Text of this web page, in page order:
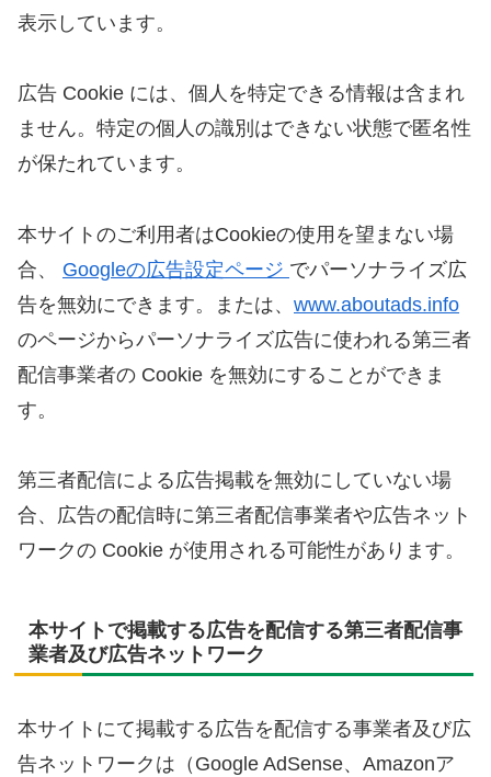
表示しています。
広告 Cookie には、個人を特定できる情報は含まれ
ません。特定の個人の識別はできない状態で匿名性
が保たれています。
本サイトのご利用者はCookieの使用を望まない場
合、 Googleの広告設定ページ でパーソナライズ広
告を無効にできます。または、 www.aboutads.info
のページからパーソナライズ広告に使われる第三者
配信事業者の Cookie を無効にすることができま
す。
第三者配信による広告掲載を無効にしていない場
合、広告の配信時に第三者配信事業者や広告ネット
ワークの Cookie が使用される可能性があります。
本サイトで掲載する広告を配信する第三者配信事
業者及び広告ネットワーク
本サイトにて掲載する広告を配信する事業者及び広
告ネットワークは（Google AdSense、Amazonア